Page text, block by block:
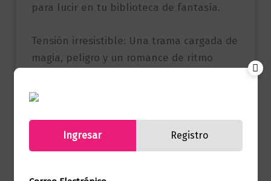
para lucir en tu biblioteca de fantasía.
Tensión irresistible: Una trama cargada de
magia, peligro y un romance de ritmo
odio y el deseo.
novela autoconclusiva pero conectada
autora de bestsellers.
Ingresar Registro